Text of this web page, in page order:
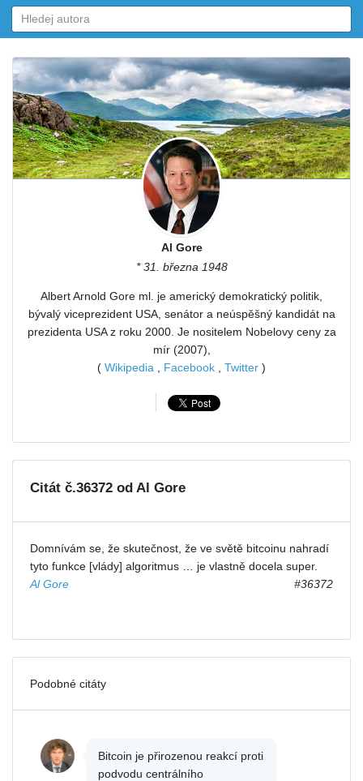
Al Gore
* 31. března 1948
Albert Arnold Gore ml. je americký demokratický politik,
bývalý viceprezident USA, senátor a neúspěšný kandidát na
prezidenta USA z roku 2000. Je nositelem Nobelovy ceny za
mír (2007),
( Wikipedia Facebook Twitter )
Citát č.36372 od Al Gore
Domnívám se, že skutečnost, že ve světě bitcoinu nahradí
tyto funkce [vlády] algoritmus … je vlastně docela super.
Al Gore
#36372
Podobné citáty
Bitcoin je přirozenou reakcí proti
podvodu centrálního